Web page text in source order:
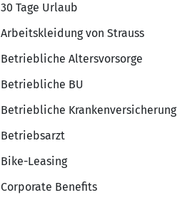
30 Tage Urlaub
Arbeitskleidung von Strauss
Betriebliche Altersvorsorge
Betriebliche BU
Betriebliche Krankenversicherung
Betriebsarzt
Bike-Leasing
Corporate Benefits